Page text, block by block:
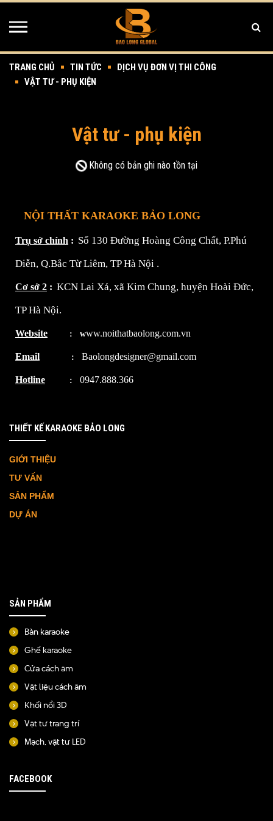
TRANG CHỦ TIN TỨC
DỊCH VỤ ĐƠN VỊ THI CÔNG
VẬT TƯ - PHỤ KIỆN
Vật tư - phụ kiện
Không có bản ghi nào tồn tại
NỘI THẤT KARAOKE BẢO LONG
Trụ sở chính : Số 130 Đường Hoàng Công Chất, P.Phú
Diễn, Q.Bắc Từ Liêm, TP Hà Nội .
Cơ sở 2 : KCN Lai Xá, xã Kim Chung, huyện Hoài Đức,
TP Hà Nội.
Website : www.noithatbaolong.com.vn
Email : Baolongdesigner@gmail.com
Hotline : 0947.888.366
THIẾT KẾ KARAOKE BẢO LONG
GIỚI THIỆU
TƯ VẤN
SẢN PHẨM
DỰ ÁN
SẢN PHẨM
Bàn karaoke
Ghế karaoke
Cửa cách âm
Vật liệu cách âm
Khối nổi 3D
Vật tư trang trí
Mạch, vật tư LED
FACEBOOK